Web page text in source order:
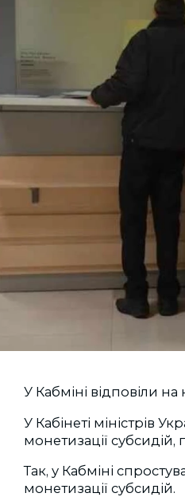
У Кабміні відповіли
У Кабінеті міністрів
монетизації субсидій,
Так, у Кабміні
монетизації субсидій.